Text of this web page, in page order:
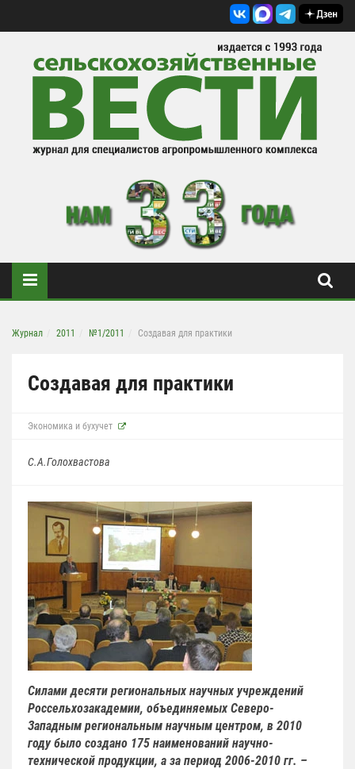
Журнал 2011 №1/2011 Создавая для практики
Создавая для практики
Экономика и бухучет
С.А.Голохвастова
Силами десяти региональных научных учреждений
Россельхозакадемии, объединяемых Северо-
Западным региональным научным центром, в 2010
году было создано 175 наименований научно-
технической продукции, а за период 2006-2010 гг. –